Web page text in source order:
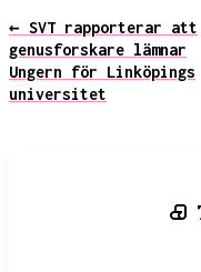
← SVT rapporterar att
genusforskare lämnar
Ungern för Linköpings
universitet